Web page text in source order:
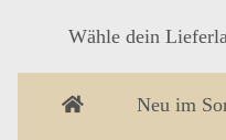
Wähle dein
Neu im